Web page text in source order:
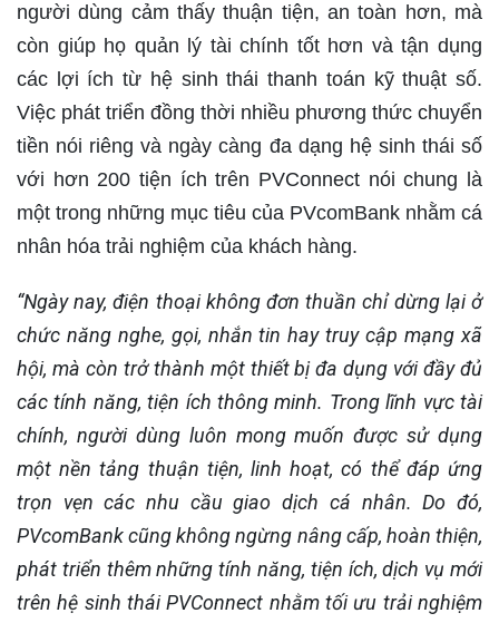
người dùng cảm thấy thuận tiện, an toàn hơn, mà
còn giúp họ quản lý tài chính tốt hơn và tận dụng
các lợi ích từ hệ sinh thái thanh toán kỹ thuật số.
Việc phát triển đồng thời nhiều phương thức chuyển
tiền nói riêng và ngày càng đa dạng hệ sinh thái số
với hơn 200 tiện ích trên PVConnect nói chung là
một trong những mục tiêu của PVcomBank nhằm cá
nhân hóa trải nghiệm của khách hàng.
“Ngày nay, điện thoại không đơn thuần chỉ dừng lại ở
chức năng nghe, gọi, nhắn tin hay truy cập mạng xã
hội, mà còn trở thành một thiết bị đa dụng với đầy đủ
các tính năng, tiện ích thông minh. Trong lĩnh vực tài
chính, người dùng luôn mong muốn được sử dụng
một nền tảng thuận tiện, linh hoạt, có thể đáp ứng
trọn vẹn các nhu cầu giao dịch cá nhân. Do đó,
PVcomBank cũng không ngừng nâng cấp, hoàn thiện,
phát triển thêm những tính năng, tiện ích, dịch vụ mới
trên hệ sinh thái PVConnect nhằm tối ưu trải nghiệm